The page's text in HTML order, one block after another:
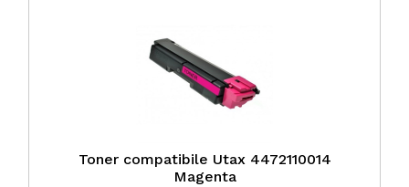
Toner compatibile Utax 4472110014
Magenta